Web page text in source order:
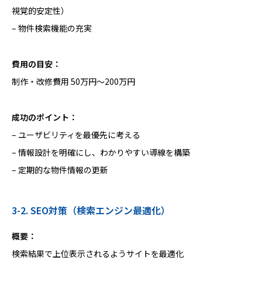
視覚的安定性）
– 物件検索機能の充実
費用の目安：
制作・改修費用 50万円〜200万円
成功のポイント：
– ユーザビリティを最優先に考える
– 情報設計を明確にし、わかりやすい導線を構築
– 定期的な物件情報の更新
3-2. SEO対策（検索エンジン最適化）
概要：
検索結果で上位表示されるようサイトを最適化